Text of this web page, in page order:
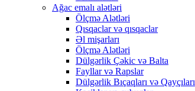
Ağac emalı alətləri
Ölçmə Alətləri
Qısqaclar və qısqaclar
Əl mişarları
Ölçmə Alətləri
Dülgərlik Çəkic və Balta
Fayllar və Rapslar
Dülgərlik Bıçaqları və Qayçıları